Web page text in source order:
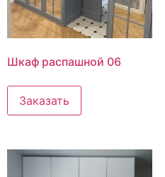
Шкаф распашной 06
Заказать